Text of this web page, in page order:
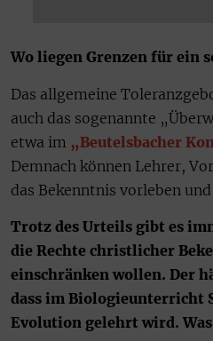
Wo liegen Grenzen für ein
Das allgemeine
auch das sogenannte
etwa im „Beutelsbacher
Demnach können Lehrer,
das Bekenntnis vorleben
Trotz des Urteils gibt es
die Rechte christlicher
einschränken wollen. Der
dass im Biologieunterricht
Evolution gelehrt wird. Was